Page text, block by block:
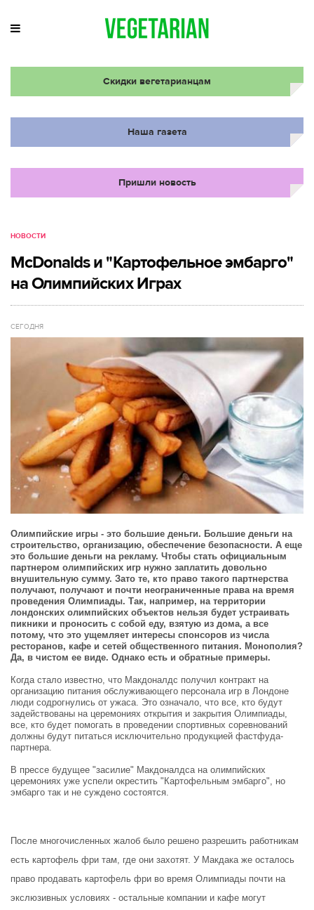
Скидки вегетарианцам
Наша газета
Пришли новость
НОВОСТИ
McDonalds и "Картофельное эмбарго"
на Олимпийских Играх
СЕГОДНЯ
Олимпийские игры - это большие деньги. Большие деньги на
строительство, организацию, обеспечение безопасности. А еще
это большие деньги на рекламу. Чтобы стать официальным
партнером олимпийских игр нужно заплатить довольно
внушительную сумму. Зато те, кто право такого партнерства
получают, получают и почти неограниченные права на время
проведения Олимпиады. Так, например, на территории
лондонских олимпийских объектов нельзя будет устраивать
пикники и проносить с собой еду, взятую из дома, а все
потому, что это ущемляет интересы спонсоров из числа
ресторанов, кафе и сетей общественного питания. Монополия?
Да, в чистом ее виде. Однако есть и обратные примеры.
Когда стало известно, что Макдоналдс получил контракт на
организацию питания обслуживающего персонала игр в Лондоне
люди содрогнулись от ужаса. Это означало, что все, кто будут
задействованы на церемониях открытия и закрытия Олимпиады,
все, кто будет помогать в проведении спортивных соревнований
должны будут питаться исключительно продукцией фастфуда-
партнера.
В прессе будущее "засилие" Макдоналдса на олимпийских
церемониях уже успели окрестить "Картофельным эмбарго", но
эмбарго так и не суждено состоятся.
После многочисленных жалоб было решено разрешить работникам
есть картофель фри там, где они захотят. У Макдака же осталось
право продавать картофель фри во время Олимпиады почти на
экслюзивных условиях - остальные компании и кафе могут